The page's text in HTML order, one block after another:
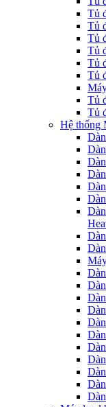
Tủ
Tủ
Tủ
Tủ
Tủ
Tủ
Tủ
Tủ
Hệ thống